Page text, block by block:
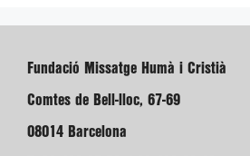
Fundació Missatge Humà i Cristià
Comtes de Bell-lloc, 67-69
08014 Barcelona